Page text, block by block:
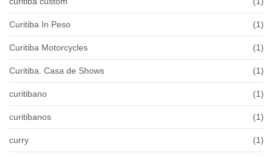
Curitiba In Peso (1)
Curitiba Motorcycles (1)
Curitiba. Casa de Shows (1)
curitibano (1)
curitibanos (1)
curry (1)